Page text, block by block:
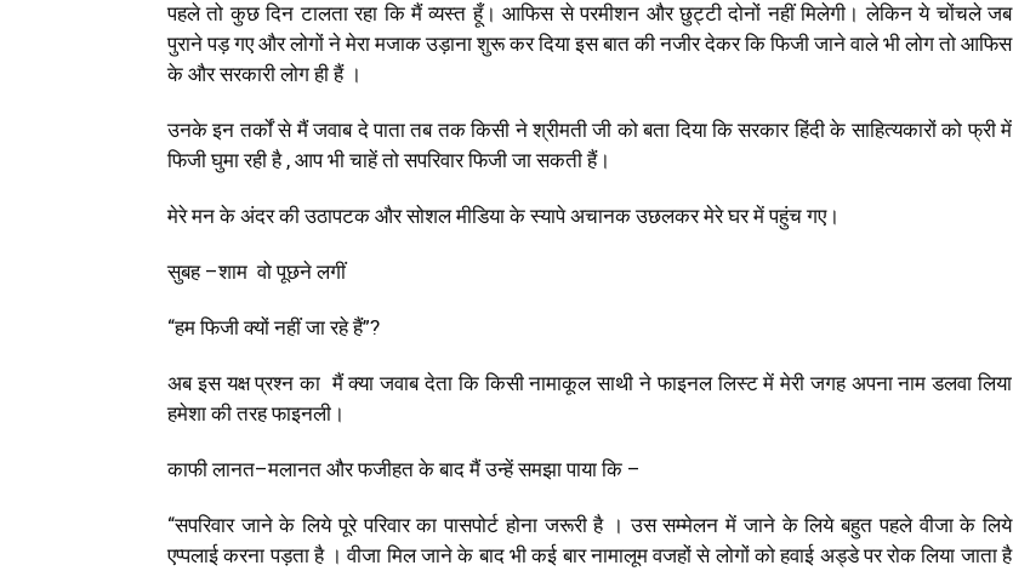
पहले तो कुछ दिन टालता रहा कि मैं व्यस्त हूँ। आफिस से परमीशन और छुट्टी दोनों नहीं मिलेगी। लेकिन ये चोंचले जब
पुराने पड़ गए और लोगों ने मेरा मजाक उड़ाना शुरू कर दिया इस बात की नजीर देकर कि फिजी जाने वाले भी लोग तो आफिस
के और सरकारी लोग ही हैं ।
उनके इन तर्कों से मैं जवाब दे पाता तब तक किसी ने श्रीमती जी को बता दिया कि सरकार हिंदी के साहित्यकारों को फ्री में
फिजी घुमा रही है , आप भी चाहें तो सपरिवार फिजी जा सकती हैं।
मेरे मन के अंदर की उठापटक और सोशल मीडिया के स्यापे अचानक उछलकर मेरे घर में पहुंच गए।
सुबह –शाम वो पूछने लगीं
“हम फिजी क्यों नहीं जा रहे हैं”?
अब इस यक्ष प्रश्न का मैं क्या जवाब देता कि किसी नामाकूल साथी ने फाइनल लिस्ट में मेरी जगह अपना नाम डलवा लिया
हमेशा की तरह फाइनली।
काफी लानत–मलानत और फजीहत के बाद मैं उन्हें समझा पाया कि –
“सपरिवार जाने के लिये पूरे परिवार का पासपोर्ट होना जरूरी है । उस सम्मेलन में जाने के लिये बहुत पहले वीजा के लिये
एप्पलाई करना पड़ता है । वीजा मिल जाने के बाद भी कई बार नामालूम वजहों से लोगों को हवाई अड्डे पर रोक लिया जाता है